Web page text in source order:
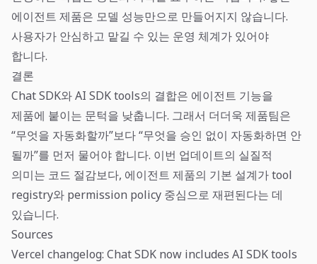
에이전트 제품은 모델 성능만으로 만들어지지 않습니다.
사용자가 안심하고 맡길 수 있는 운영 체계가 있어야
합니다.
결론
Chat SDK와 AI SDK tools의 결합은 에이전트 기능을
제품에 붙이는 문턱을 낮춥니다. 그래서 더더욱 제품팀은
“무엇을 자동화할까”보다 “무엇을 승인 없이 자동화하면 안
될까”를 먼저 물어야 합니다. 이번 업데이트의 실질적
의미는 코드 절감보다, 에이전트 제품의 기본 설계가 tool
registry와 permission policy 중심으로 재편된다는 데
있습니다.
Sources
Vercel changelog: Chat SDK now includes AI SDK tools